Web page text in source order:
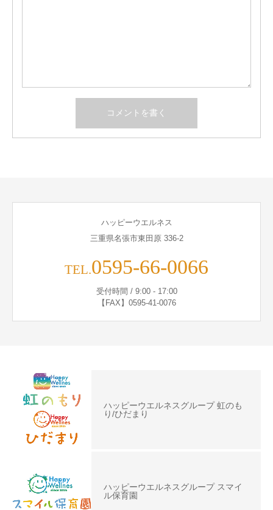
ハッピーウエルネス
三重県名張市東田原 336-2
TEL.0595-66-0066
受付時間 / 9:00 - 17:00
【FAX】0595-41-0076
ハッピーウエルネスグループ 虹のも
り/ひだまり
ハッピーウエルネスグループ スマイ
ル保育園